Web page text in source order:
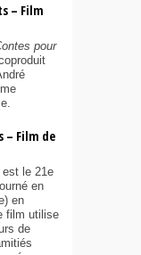
– Film
pour
– Film de
est le 21e
en
en
film utilise
de